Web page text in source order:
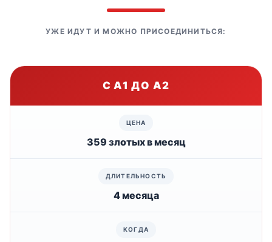
УЖЕ ИДУТ И МОЖНО ПРИСОЕДИНИТЬСЯ:
С A1 ДО A2
359 злотых в месяц
4 месяца